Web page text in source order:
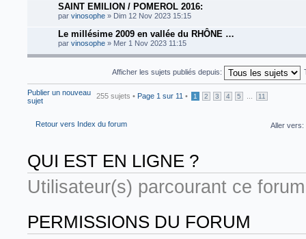
SAINT EMILION / POMEROL 2016:
par vinosophe » Dim 12 Nov 2023 15:15
Le millésime 2009 en vallée du RHÔNE …
par vinosophe » Mer 1 Nov 2023 11:15
Afficher les sujets publiés depuis:
Publier un nouveau
sujet
255 sujets • Page 1 sur 11 • 1 2 3 4 5 11
Retour vers Index du forum Aller vers:
QUI EST EN LIGNE ?
Utilisateur(s) parcourant ce
PERMISSIONS DU FORUM